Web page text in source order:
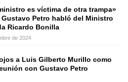
es víctima de otra trampa»
Gustavo Petro habló del Ministro
Ricardo Bonilla
de 2024
a Luis Gilberto Murillo como
con Gustavo Petro